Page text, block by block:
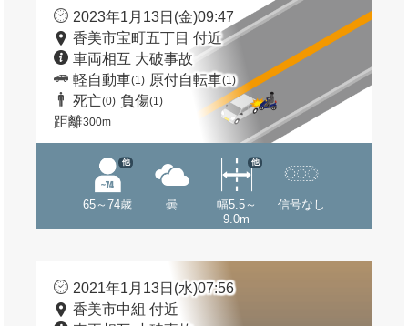
2023年1月13日(金)09:47
香美市宝町五丁目 付近
車両相互 大破事故
軽自動車(1) 原付自転車(1)
死亡(0) 負傷(1)
距離300m
65～74歳
他
曇
幅5.5～
9.0m
他
信号なし
2021年1月13日(水)07:56
香美市中組 付近